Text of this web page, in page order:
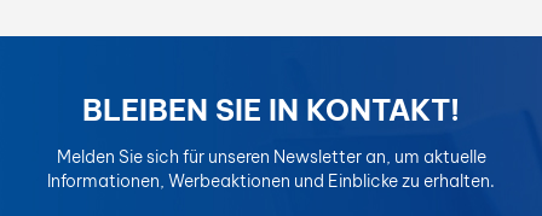
lässt sich leicht
auftragen.
BLEIBEN SIE IN KONTAKT!
Melden Sie sich für unseren Newsletter an, um aktuelle
Informationen, Werbeaktionen und Einblicke zu erhalten.